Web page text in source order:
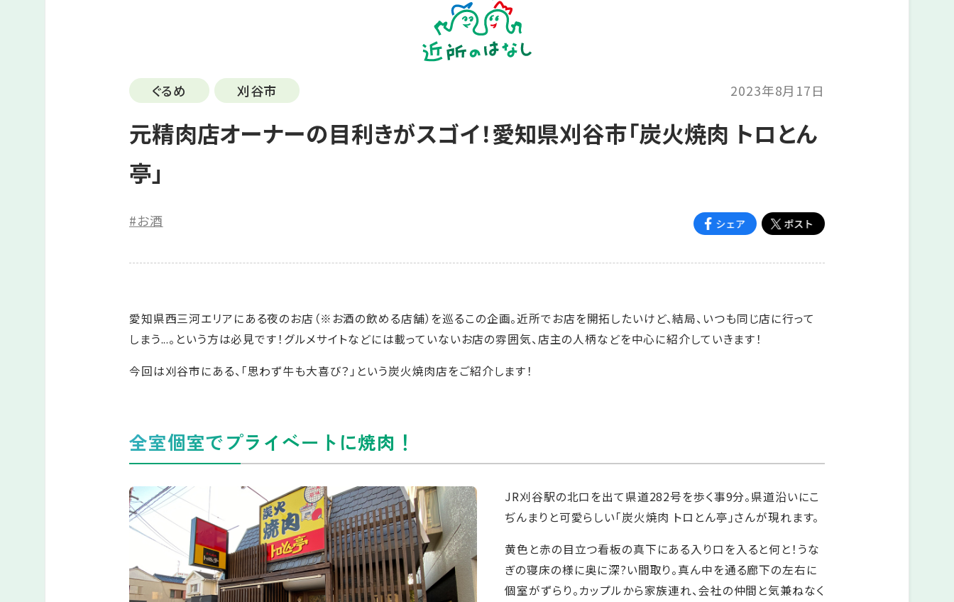
ぐるめ 刈谷市 2023年8月17日
元精肉店オーナーの目利きがスゴイ！愛知県刈谷市「炭火焼肉 トロとん
亭」
#お酒
愛知県西三河エリアにある夜のお店（※お酒の飲める店舗）を巡るこの企画。近所でお店を開拓したいけど、結局、いつも同じ店に行って
しまう...。という方は必見です！グルメサイトなどには載っていないお店の雰囲気、店主の人柄などを中心に紹介していきます！
今回は刈谷市にある、「思わず牛も大喜び？」という炭火焼肉店をご紹介します！
全室個室でプライベートに焼肉！
JR刈谷駅の北口を出て県道282号を歩く事9分。県道沿いにこ
ぢんまりと可愛らしい「炭火焼肉 トロとん亭」さんが現れます。
黄色と赤の目立つ看板の真下にある入り口を入ると何と！うな
ぎの寝床の様に奥に深?い間取り。真ん中を通る廊下の左右に
個室がずらり。カップルから家族連れ、会社の仲間と気兼ねなく